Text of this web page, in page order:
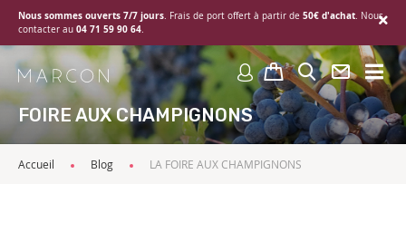
Nous sommes ouverts 7/7 jours. Frais de port offert à partir de 50€ d'achat. Nous
contacter au 04 71 59 90 64.
FOIRE AUX CHAMPIGNONS
Accueil Blog LA FOIRE AUX CHAMPIGNONS